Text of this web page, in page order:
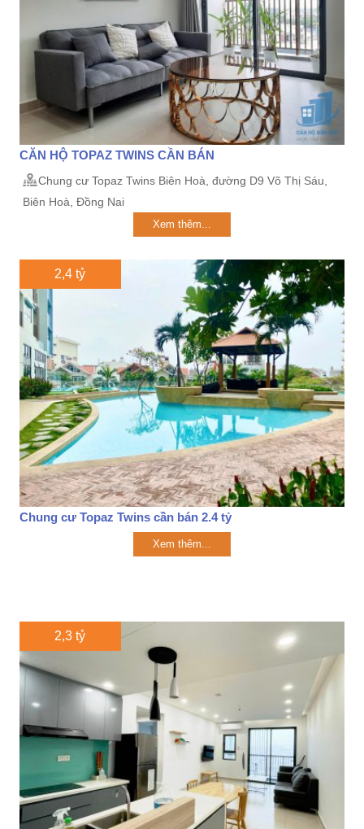
CĂN HỘ TOPAZ TWINS CẦN BÁN
Chung cư Topaz Twins Biên Hoà, đường D9 Võ Thị Sáu,
Biên Hoà, Đồng Nai
Xem thêm...
2,4 tỷ
Chung cư Topaz Twins cần bán 2.4 tỷ
Xem thêm...
2,3 tỷ